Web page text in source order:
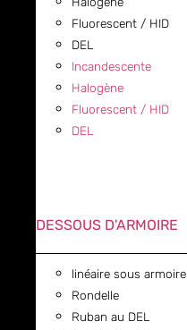
Fluorescent / HID
DEL
Incandescente
Halogène
Fluorescent / HID
DEL
DESSOUS D'ARMOIRE
linéaire sous armoire
Rondelle
Ruban au DEL